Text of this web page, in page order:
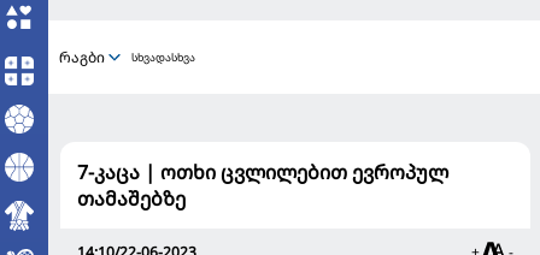
რაგბი სხვადასხვა
7-კაცა | ოთხი ცვლილებით ევროპულ
თამაშებზე